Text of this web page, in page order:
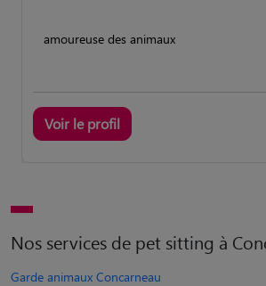
amoureuse des animaux
Voir le profil
Nos services de pet sitting à
Garde animaux Concarneau